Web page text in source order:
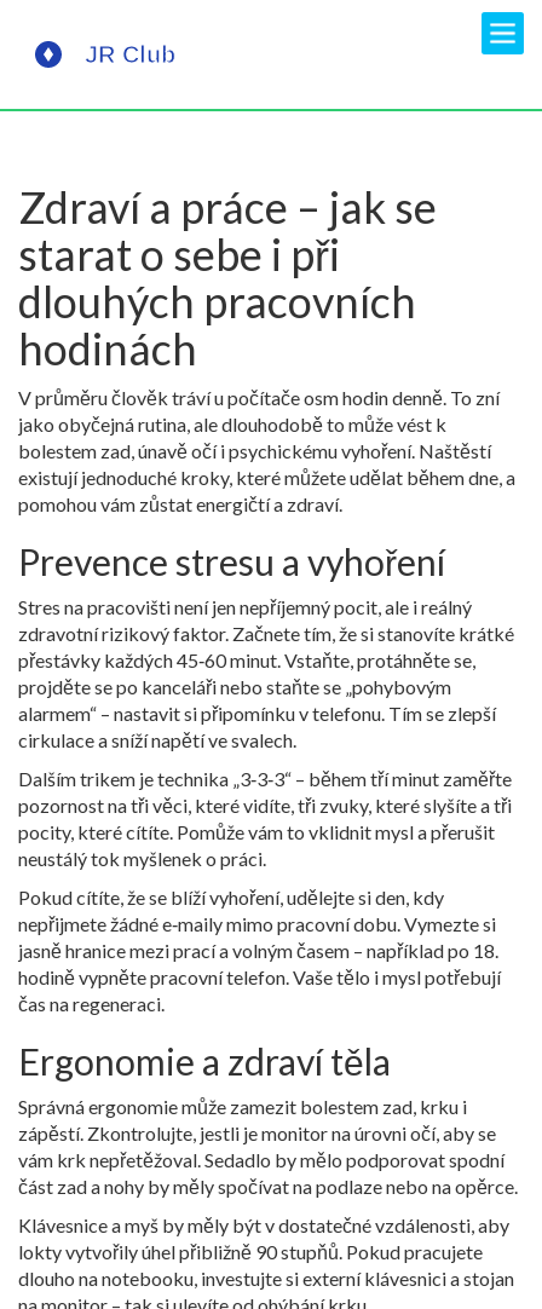
Zdraví a práce – jak se
starat o sebe i při
dlouhých pracovních
hodinách
V průměru člověk tráví u počítače osm hodin denně. To zní
jako obyčejná rutina, ale dlouhodobě to může vést k
bolestem zad, únavě očí i psychickému vyhoření. Naštěstí
existují jednoduché kroky, které můžete udělat během dne, a
pomohou vám zůstat energičtí a zdraví.
Prevence stresu a vyhoření
Stres na pracovišti není jen nepříjemný pocit, ale i reálný
zdravotní rizikový faktor. Začnete tím, že si stanovíte krátké
přestávky každých 45‑60 minut. Vstaňte, protáhněte se,
projděte se po kanceláři nebo staňte se „pohybovým
alarmem“ – nastavit si připomínku v telefonu. Tím se zlepší
cirkulace a sníží napětí ve svalech.
Dalším trikem je technika „3‑3‑3“ – během tří minut zaměřte
pozornost na tři věci, které vidíte, tři zvuky, které slyšíte a tři
pocity, které cítíte. Pomůže vám to vklidnit mysl a přerušit
neustálý tok myšlenek o práci.
Pokud cítíte, že se blíží vyhoření, udělejte si den, kdy
nepřijmete žádné e‑maily mimo pracovní dobu. Vymezte si
jasně hranice mezi prací a volným časem – například po 18.
hodině vypněte pracovní telefon. Vaše tělo i mysl potřebují
čas na regeneraci.
Ergonomie a zdraví těla
Správná ergonomie může zamezit bolestem zad, krku i
zápěstí. Zkontrolujte, jestli je monitor na úrovni očí, aby se
vám krk nepřetěžoval. Sedadlo by mělo podporovat spodní
část zad a nohy by měly spočívat na podlaze nebo na opěrce.
Klávesnice a myš by měly být v dostatečné vzdálenosti, aby
lokty vytvořily úhel přibližně 90 stupňů. Pokud pracujete
dlouho na notebooku, investujte si externí klávesnici a stojan